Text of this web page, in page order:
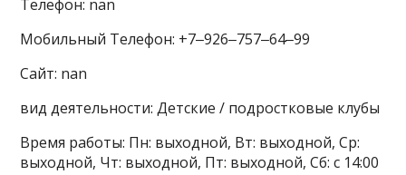
Телефон: nan
Мобильный Телефон: +7‒926‒757‒64‒99
Сайт: nan
вид деятельности: Детские / подростковые клубы
Время работы: Пн: выходной, Вт: выходной, Ср:
выходной, Чт: выходной, Пт: выходной, Сб: с 14:00